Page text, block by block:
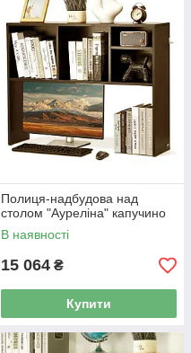
Полиця-надбудова над
столом "Ауреліна" капучино
В наявності
15 064 ₴
Купити